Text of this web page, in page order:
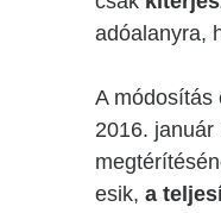
adóalanyra,
A módosítás
2016.
esik, a